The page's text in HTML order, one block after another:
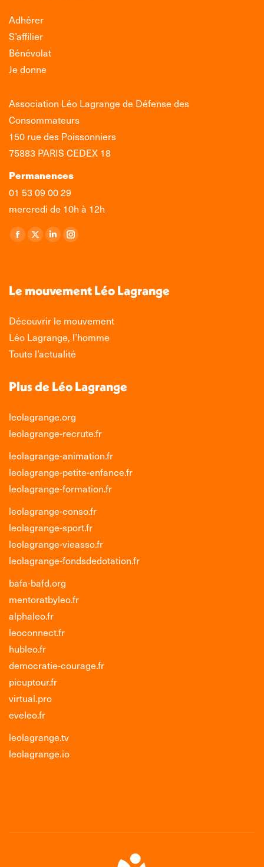
Adhérer
S’affilier
Bénévolat
Je donne
Association Léo Lagrange de Défense des
Consommateurs
150 rue des Poissonniers
75883 PARIS CEDEX 18
Permanences
01 53 09 00 29
mercredi de 10h à 12h
Retrouvez-nous sur :
La
s'ouvre
une
nouvelle
fenêtre
La
s'ouvre
une
fenêtre
La
s'ouvre
une
nouvelle
fenêtre
La
s'ouvre
une
nouvelle
fenêtre
Le mouvement Léo Lagrange
Découvrir le mouvement
Léo Lagrange, l’homme
Toute l’actualité
Plus de Léo Lagrange
leolagrange.org
leolagrange-recrute.fr
leolagrange-animation.fr
leolagrange-petite-enfance.fr
leolagrange-formation.fr
leolagrange-conso.fr
leolagrange-sport.fr
leolagrange-vieasso.fr
leolagrange-fondsdedotation.fr
bafa-bafd.org
mentoratbyleo.fr
alphaleo.fr
leoconnect.fr
hubleo.fr
democratie-courage.fr
picuptour.fr
virtual.pro
eveleo.fr
leolagrange.tv
leolagrange.io